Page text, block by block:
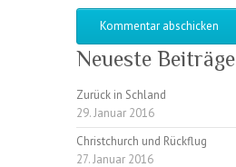
Neueste Beiträge
Zurück in Schland
29. Januar 2016
Christchurch und Rückflug
27. Januar 2016